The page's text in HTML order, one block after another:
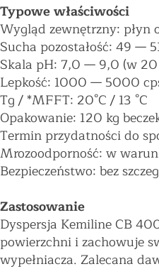
Typowe właściwości
Wygląd zewnętrzny: płyn
Sucha pozostałość: 49 —
Skala pH: 7,0 — 9,0 (w 20
Lepkość: 1000 — 5000
Tg / *MFFT: 20°C / 13 °C
Opakowanie: 120 kg
Termin przydatności do
Mrozoodporność: w
Bezpieczeństwo: bez
Zastosowanie
Dyspersja Kemiline CB
powierzchni i zachowuje
wypełniacza. Zalecana